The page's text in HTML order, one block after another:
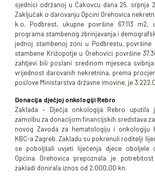
sjednici održanoj u Čakovcu dana 25. srpnja
Zaključak o darovanju Općini Orehovica
k.o. Podbrest, ukupne površine 67.113 m2,
programa stambenog zbrinjavanja i
jednoj stambenoj zoni u Podbrestu, površine
stambene Križopotje u Orehovici površine
zahtjevi bili poslani sredinom mjeseca
vrijednost darovanih nekretnina, prema
poslove Ministarstva državne imovine, je
Donacija dječjoj onkologiji Rebro
Zaklada – Dječja onkologija Rebro uputila
zamolbu za donacijom financijskih sredstava
novog Zavoda za hematologiju i onkologiju
KBC-a Zagreb. Zakladu su pokrenuli roditelji
se poboljšali uvjeti liječenja djece oboljele
Općina Orehovica prepoznala je
zakladi donirala iznos od 2.000,00 kn.